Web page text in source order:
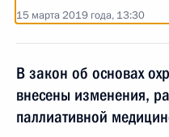
15 марта 2019 года, 13:30
В закон об основах
внесены изменения,
паллиативной